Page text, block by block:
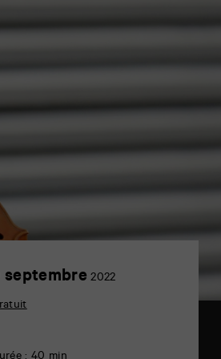
septembre 20229